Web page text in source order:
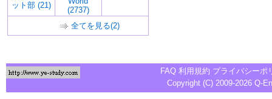
ット部 (21)
(2737)
全てを見る(2)
FAQ 利用規約 プライバシーポ
Copyright (C) 2009-2026 Q-